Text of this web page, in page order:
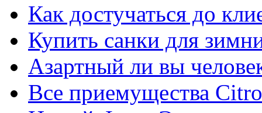
Как достучаться до
Купить санки для
Азартный ли вы
Все приемущества